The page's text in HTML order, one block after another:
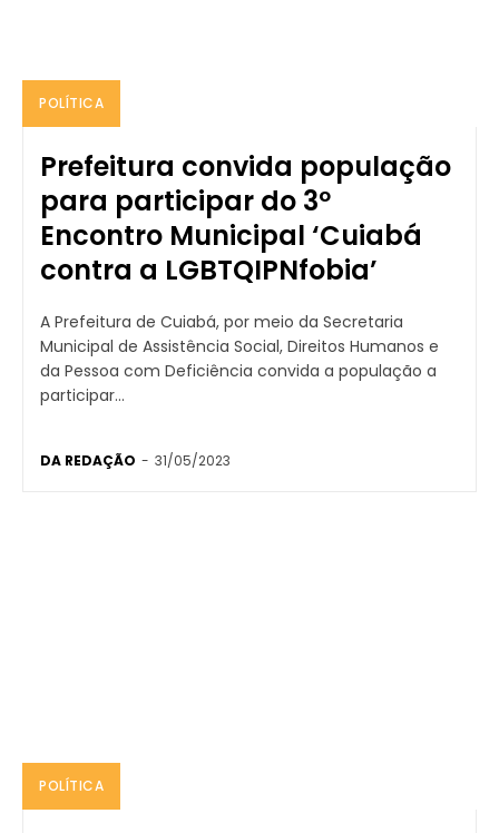
POLÍTICA
Prefeitura convida população
para participar do 3º
Encontro Municipal ‘Cuiabá
contra a LGBTQIPNfobia’
A Prefeitura de Cuiabá, por meio da Secretaria
Municipal de Assistência Social, Direitos Humanos e
da Pessoa com Deficiência convida a população a
participar...
DA REDAÇÃO - 31/05/2023
POLÍTICA